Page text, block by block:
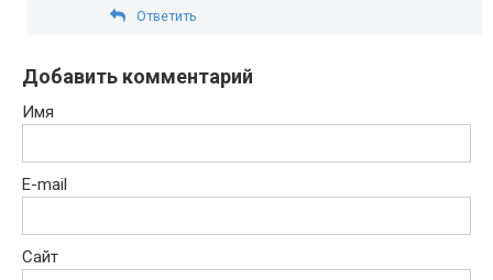
Ответить
Добавить комментарий
Имя
E-mail
Сайт